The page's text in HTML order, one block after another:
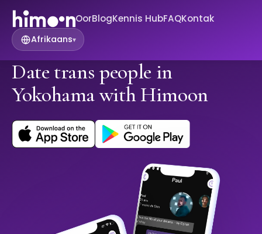
OorBlogKennis HubFAQKontak
Afrikaans▾
Date trans people in
Yokohama with Himoon